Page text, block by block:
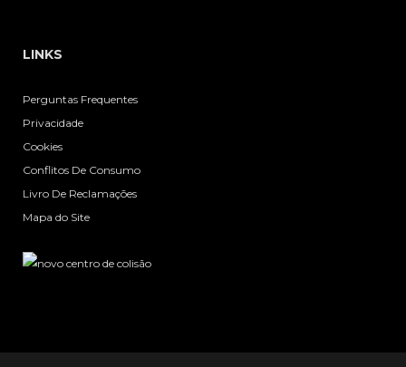
LINKS
Perguntas Frequentes
Privacidade
Cookies
Conflitos De Consumo
Livro De Reclamações
Mapa do Site